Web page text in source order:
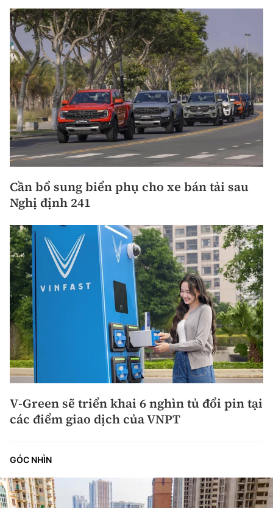
Cần bổ sung biển phụ cho xe bán tải sau
Nghị định 241
V-Green sẽ triển khai 6 nghìn tủ đổi pin tại
các điểm giao dịch của VNPT
GÓC NHÌN